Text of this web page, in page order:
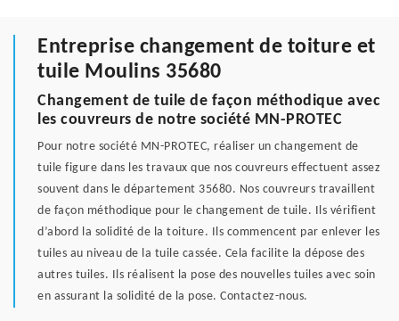
Entreprise changement de toiture et
tuile Moulins 35680
Changement de tuile de façon méthodique avec
les couvreurs de notre société MN-PROTEC
Pour notre société MN-PROTEC, réaliser un changement de
tuile figure dans les travaux que nos couvreurs effectuent assez
souvent dans le département 35680. Nos couvreurs travaillent
de façon méthodique pour le changement de tuile. Ils vérifient
d’abord la solidité de la toiture. Ils commencent par enlever les
tuiles au niveau de la tuile cassée. Cela facilite la dépose des
autres tuiles. Ils réalisent la pose des nouvelles tuiles avec soin
en assurant la solidité de la pose. Contactez-nous.